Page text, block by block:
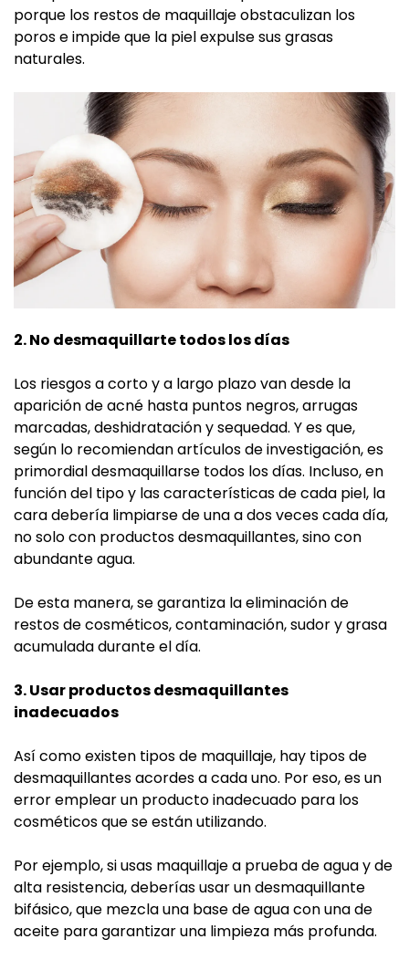
porque los restos de maquillaje obstaculizan los
poros e impide que la piel expulse sus grasas
naturales.
2. No desmaquillarte todos los días
Los riesgos a corto y a largo plazo van desde la
aparición de acné hasta puntos negros, arrugas
marcadas, deshidratación y sequedad. Y es que,
según lo recomiendan artículos de investigación, es
primordial desmaquillarse todos los días. Incluso, en
función del tipo y las características de cada piel, la
cara debería limpiarse de una a dos veces cada día,
no solo con productos desmaquillantes, sino con
abundante agua.
De esta manera, se garantiza la eliminación de
restos de cosméticos, contaminación, sudor y grasa
acumulada durante el día.
3. Usar productos desmaquillantes
inadecuados
Así como existen tipos de maquillaje, hay tipos de
desmaquillantes acordes a cada uno. Por eso, es un
error emplear un producto inadecuado para los
cosméticos que se están utilizando.
Por ejemplo, si usas maquillaje a prueba de agua y de
alta resistencia, deberías usar un desmaquillante
bifásico, que mezcla una base de agua con una de
aceite para garantizar una limpieza más profunda.